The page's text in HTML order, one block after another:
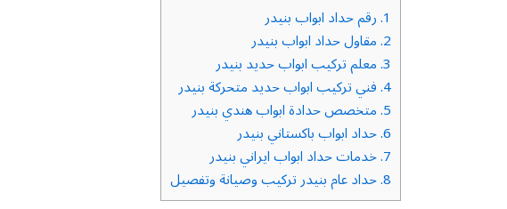
1. رقم حداد ابواب بنيدر
2. مقاول حداد ابواب بنيدر
3. معلم تركيب ابواب حديد بنيدر
4. فني تركيب ابواب حديد متحركة بنيدر
5. متخصص حدادة ابواب هندي بنيدر
6. حداد ابواب باكستاني بنيدر
7. خدمات حداد ابواب ايراني بنيدر
8. حداد عام بنيدر تركيب وصيانة وتفصيل